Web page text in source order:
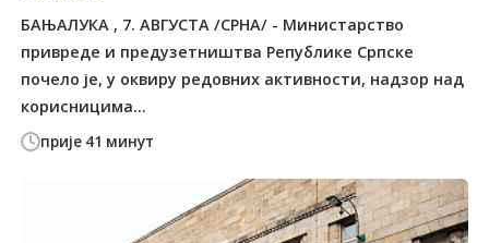
прије 41 минут
БАЊАЛУКА , 7. АВГУСТА /СРНА/ - Министарство
привреде и предузетништва Републике Српске
почело је, у оквиру редовних активности, надзор над
корисницима...